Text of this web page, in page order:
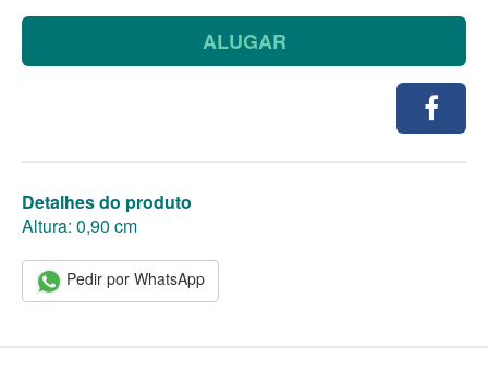
ALUGAR
Detalhes do produto
Altura: 0,90 cm
Pedir por WhatsApp